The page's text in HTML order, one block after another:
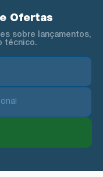
Ofertas
sobre lançamentos,
técnico.